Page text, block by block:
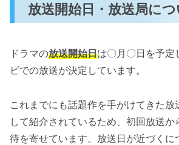
放送開始日・放送局に
ドラマの放送開始日は〇月〇日を予定
ビでの放送が決定しています。
これまでにも話題作を手がけてきた放
して紹介されているため、初回放送か
待を寄せています。放送日が近づくに